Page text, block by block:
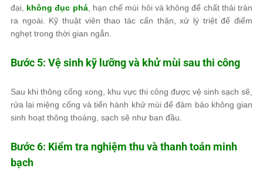
đại, không đục phá, hạn chế mùi hôi và không để chất thải tràn
ra ngoài. Kỹ thuật viên thao tác cẩn thận, xử lý triệt để điểm
nghẹt trong thời gian ngắn.
Bước 5: Vệ sinh kỹ lưỡng và khử mùi sau thi công
Sau khi thông cống xong, khu vực thi công được vệ sinh sạch sẽ,
rửa lại miệng cống và tiến hành khử mùi để đảm bảo không gian
sinh hoạt thông thoáng, sạch sẽ như ban đầu.
Bước 6: Kiểm tra nghiệm thu và thanh toán minh
bạch